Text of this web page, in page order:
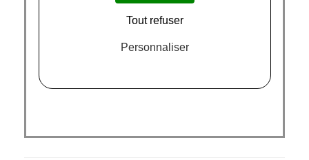
Tout refuser
Personnaliser